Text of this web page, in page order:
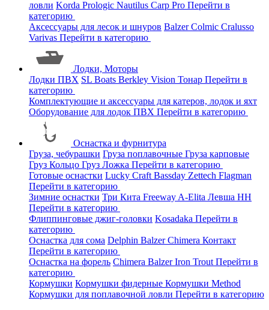
ловли Korda Prologic Nautilus Carp Pro Перейти в
категорию
Аксессуары для лесок и шнуров BalzerColmic Cralusso
Varivas Перейти в категорию
Лодки, Моторы
Лодки ПВХ SL Boats Berkley Vision Тонар Перейти в
категорию
Комплектующие и аксессуары для катеров, лодок и яхт
Оборудование для лодок ПВХ Перейти в категорию
Оснастка и фурнитура
Груза, чебурашки Груза поплавочные Груза карповые
Груз Кольцо Груз Ложка Перейти в категорию
Готовые оснастки Lucky Craft Bassday Zettech Flagman
Перейти в категорию
Зимние оснастки Три Кита Freeway A-Elita Левша НН
Перейти в категорию
Флиппинговые джиг-головки Kosadaka Перейти в
категорию
Оснастка для сома Delphin BalzerChimera Контакт
Перейти в категорию
Оснастка на форель Chimera BalzerIron Trout Перейти в
категорию
Кормушки Кормушки фидерные Кормушки Method
Кормушки для поплавочной ловли Перейти в категорию